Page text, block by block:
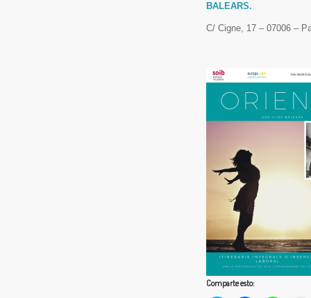
BALEARS.
C/ Cigne, 17 – 07006 –
Comparte esto: